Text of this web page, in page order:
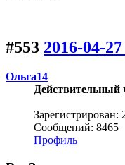
#553 2016-04-
Ольга14
Действительный
Зарегистрирован:
Сообщений: 8465
Профиль